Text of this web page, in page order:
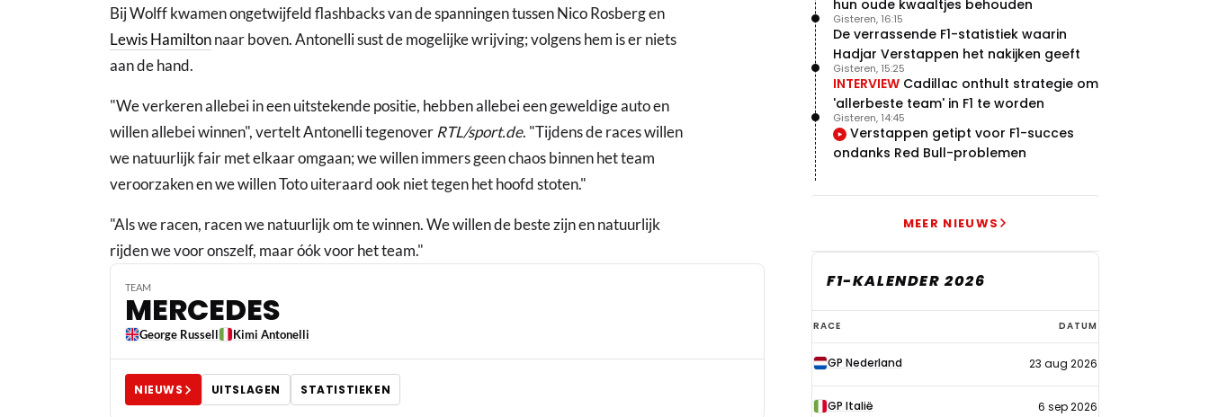
Bij Wolff kwamen ongetwijfeld flashbacks van de spanningen tussen Nico Rosberg en
Lewis Hamiltonnaar boven. Antonelli sust de mogelijke wrijving; volgens hem is er niets
aan de hand.
"We verkeren allebei in een uitstekende positie, hebben allebei een geweldige auto en
willen allebei winnen", vertelt Antonelli tegenoverRTL/sport.de. "Tijdens de races willen
we natuurlijk fair met elkaar omgaan; we willen immers geen chaos binnen het team
veroorzaken en we willen Toto uiteraard ook niet tegen het hoofd stoten."
"Als we racen, racen we natuurlijk om te winnen. We willen de beste zijn en natuurlijk
rijden we voor onszelf, maar óók voor het team."
TEAM
MERCEDES
George Russell Kimi Antonelli
NIEUWS UITSLAGEN STATISTIEKEN
hun oude kwaaltjes behouden
De verrassende F1-statistiek waarin
Hadjar Verstappen het nakijken geeft
Gisteren, 16:15
INTERVIEW Cadillac onthult strategie om
'allerbeste team' in F1 te worden
Gisteren, 15:25
Verstappen getipt voor F1-succes
ondanks Red Bull-problemen
Gisteren, 14:45
MEER NIEUWS
F1-KALENDER 2026
F1-
kalender
2026
RACE DATUM
GP Nederland 23 aug 2026
GP Italië 6 sep 2026